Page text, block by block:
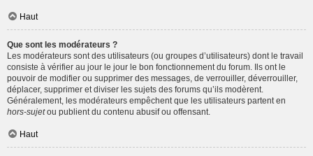
Haut
Que sont les modérateurs ?
Les modérateurs sont des utilisateurs (ou groupes d’utilisateurs) dont le travail
consiste à vérifier au jour le jour le bon fonctionnement du forum. Ils ont le
pouvoir de modifier ou supprimer des messages, de verrouiller, déverrouiller,
déplacer, supprimer et diviser les sujets des forums qu’ils modèrent.
Généralement, les modérateurs empêchent que les utilisateurs partent en
hors-sujetou publient du contenu abusif ou offensant.
Haut